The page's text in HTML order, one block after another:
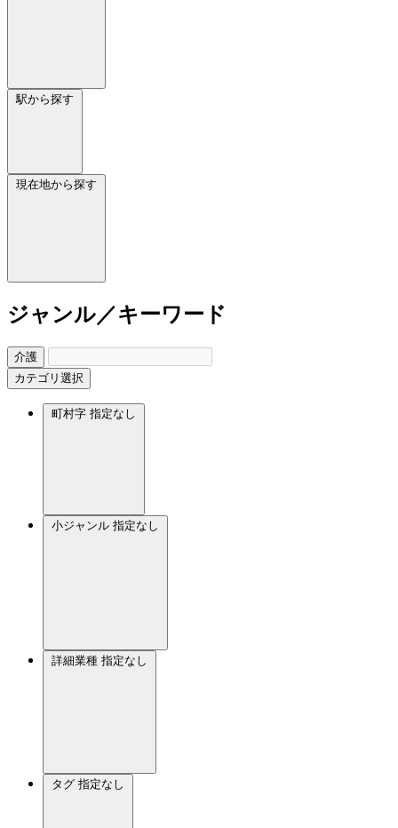
駅から探す
現在地から探す
ジャンル／キーワード
介護
カテゴリ選択
町村字 指定なし
小ジャンル 指定なし
詳細業種 指定なし
タグ 指定なし